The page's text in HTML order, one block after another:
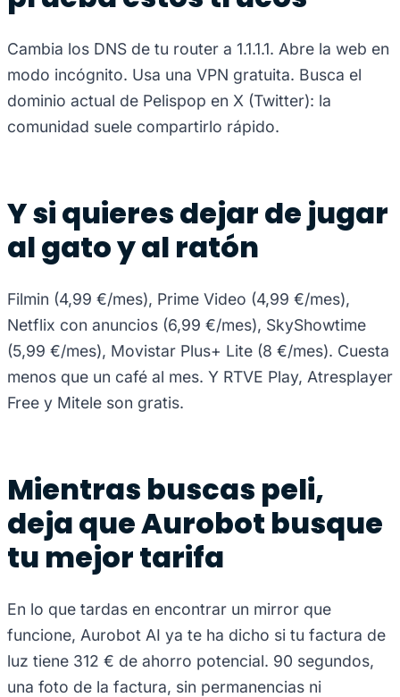
Cambia los DNS de tu router a 1.1.1.1. Abre la web en
modo incógnito. Usa una VPN gratuita. Busca el
dominio actual de Pelispop en X (Twitter): la
comunidad suele compartirlo rápido.
Y si quieres dejar de jugar
al gato y al ratón
Filmin (4,99 €/mes), Prime Video (4,99 €/mes),
Netflix con anuncios (6,99 €/mes), SkyShowtime
(5,99 €/mes), Movistar Plus+ Lite (8 €/mes). Cuesta
menos que un café al mes. Y RTVE Play, Atresplayer
Free y Mitele son gratis.
Mientras buscas peli,
deja que Aurobot busque
tu mejor tarifa
En lo que tardas en encontrar un mirror que
funcione, Aurobot AI ya te ha dicho si tu factura de
luz tiene 312 € de ahorro potencial. 90 segundos,
una foto de la factura, sin permanencias ni